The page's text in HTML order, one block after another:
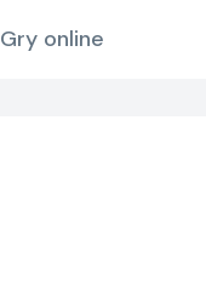
Gry online